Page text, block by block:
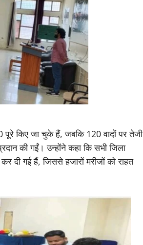
किए जा चुके हैं, जबकि 120 वादों पर तेजी
की गईं। उन्होंने कहा कि सभी जिला
दी गई हैं, जिससे हजारों मरीजों को राहत